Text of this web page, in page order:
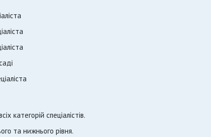
категорій спеціалістів.
та нижнього рівня.